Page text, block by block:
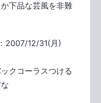
下品な芸風を非難
2007/12/31(月)
クコーラスつける